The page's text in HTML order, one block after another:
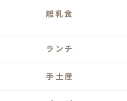
離乳食
ランチ
手土産